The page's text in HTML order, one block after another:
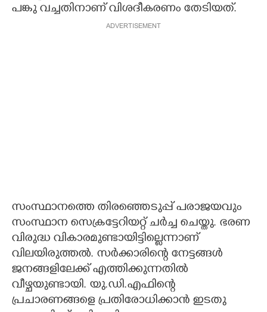
പങ്കു വച്ചതിനാണ് വിശദീകരണം തേടിയത്.
ADVERTISEMENT
സംസ്ഥാനത്തെ തിരഞ്ഞെടുപ്പ് പരാജയവും
സംസ്ഥാന സെക്രട്ടേറിയറ്റ് ചർച്ച ചെയ്തു. ഭരണ
വിരുദ്ധ വികാരമുണ്ടായിട്ടില്ലെന്നാണ്
വിലയിരുത്തൽ. സർക്കാരിന്റെ നേട്ടങ്ങൾ
ജനങ്ങളിലേക്ക് എത്തിക്കുന്നതിൽ
വീഴ്ചയുണ്ടായി. യു.ഡി.എഫിന്റെ
പ്രചാരണങ്ങളെ പ്രതിരോധിക്കാൻ ഇടതു